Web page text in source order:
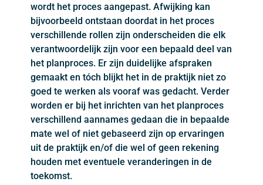
wordt het proces aangepast. Afwijking kan
bijvoorbeeld ontstaan doordat in het proces
verschillende rollen zijn onderscheiden die elk
verantwoordelijk zijn voor een bepaald deel van
het planproces. Er zijn duidelijke afspraken
gemaakt en tóch blijkt het in de praktijk niet zo
goed te werken als vooraf was gedacht. Verder
worden er bij het inrichten van het planproces
verschillend aannames gedaan die in bepaalde
mate wel of niet gebaseerd zijn op ervaringen
uit de praktijk en/of die wel of geen rekening
houden met eventuele veranderingen in de
toekomst.